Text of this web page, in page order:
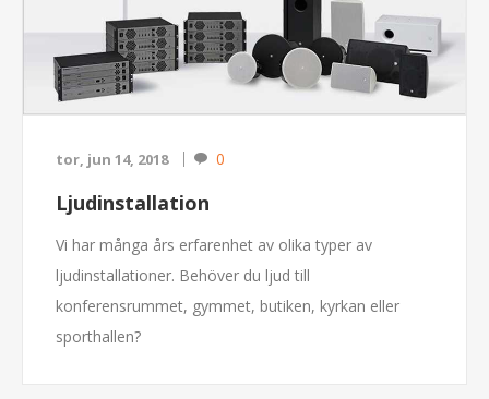
tor, jun 14, 2018 0
Ljudinstallation
Vi har många års erfarenhet av olika typer av
ljudinstallationer. Behöver du ljud till
konferensrummet, gymmet, butiken, kyrkan eller
sporthallen?